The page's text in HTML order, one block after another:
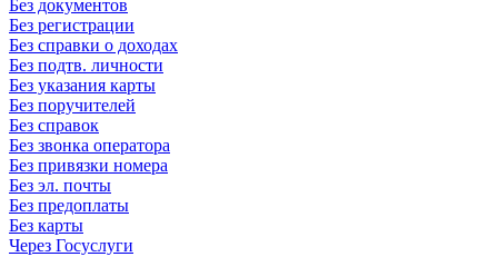
Без документов
Без регистрации
Без справки о доходах
Без подтв. личности
Без указания карты
Без поручителей
Без справок
Без звонка оператора
Без привязки номера
Без эл. почты
Без предоплаты
Без карты
Через Госуслуги